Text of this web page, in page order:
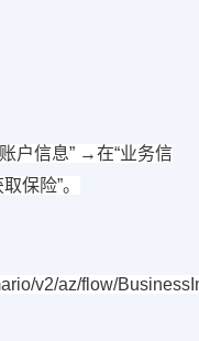
户信息” →在“业务信
保险”。
v2/az/flow/